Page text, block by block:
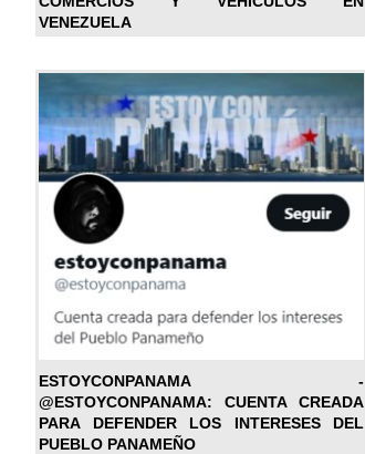
VENEZUELA
ESTOYCONPANAMA -
@ESTOYCONPANAMA: CUENTA CREADA
PARA DEFENDER LOS INTERESES DEL
PUEBLO PANAMEÑO